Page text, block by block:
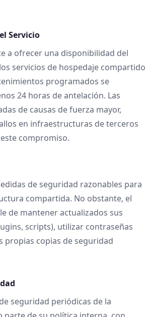
Servicio
a ofrecer una disponibilidad del
servicios de hospedaje compartido
programados se
24 horas de antelación. Las
de causas de fuerza mayor,
en infraestructuras de terceros
compromiso.
de seguridad razonables para
compartida. No obstante, el
de mantener actualizados sus
scripts), utilizar contraseñas
propias copias de seguridad
seguridad periódicas de la